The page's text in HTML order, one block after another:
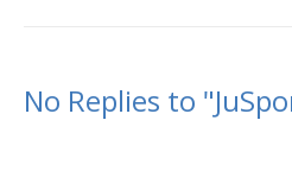
No Replies to